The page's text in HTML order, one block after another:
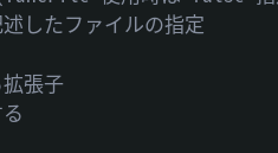
したファイルの指定
張子